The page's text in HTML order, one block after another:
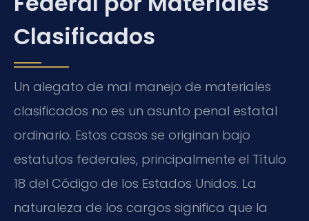
Clasificados
Un alegato de mal manejo de materiales
clasificados no es un asunto penal estatal
ordinario. Estos casos se originan bajo
estatutos federales, principalmente el Título
18 del Código de los Estados Unidos. La
naturaleza de los cargos significa que la